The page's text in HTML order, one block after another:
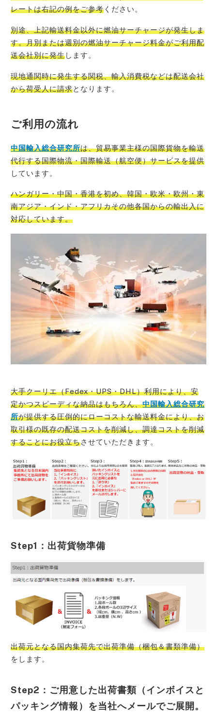
レートは右記の例をご参考 ください。
別途、上記輸送料金以外に燃油サーチャージが発生しま
す。月別または週別の燃油サーチャージ料金がご利用配
送会社別に発生します。
現地通関時に発生する関税、輸入消費税などは配送会社
から荷受人に請求となります。
ご利用の流れ
中国輸入総合研究所は、貿易事業主様の国際貨物を輸送
代行する国際物流・国際輸送（航空便）サービスを提供
しています。
ハンガリー・中国・香港を初め、韓国・欧米・欧州・東
南アジア・インド・アフリカその他各国からの輸出入に
対応しています。
大手クーリエ（Fedex・UPS・DHL）利用により、安
定かつスピーディな納品はもちろん、中国輸入総合研究
所が提供する圧倒的にローコストな輸送料金により、お
取引様の既存の配送コストを削減し、調達コストを削減
することにお役立ちさせていただきます。
Step1：出荷貨物準備
出荷元となる国内集荷先で出荷準備（梱包＆書類準備）
をします。
Step2：ご用意した出荷書類（インボイスと
パッキング情報）を当社へメールでご展開。